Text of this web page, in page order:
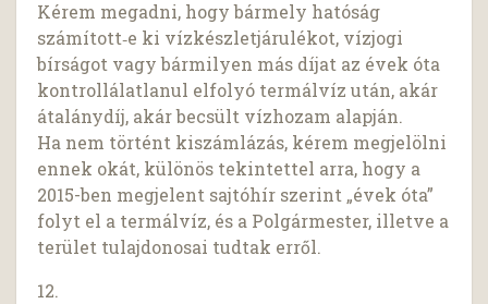
Kérem megadni, hogy bármely hatóság
számított‑e ki vízkészletjárulékot, vízjogi
bírságot vagy bármilyen más díjat az évek óta
kontrollálatlanul elfolyó termálvíz után, akár
átalánydíj, akár becsült vízhozam alapján.
Ha nem történt kiszámlázás, kérem megjelölni
ennek okát, különös tekintettel arra, hogy a
2015-ben megjelent sajtóhír szerint „évek óta”
folyt el a termálvíz, és a Polgármester, illetve a
terület tulajdonosai tudtak erről.
12.